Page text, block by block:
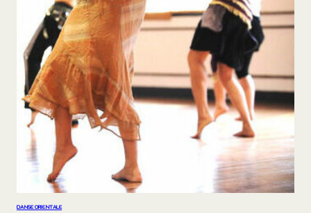
DANSE ORIENTALE